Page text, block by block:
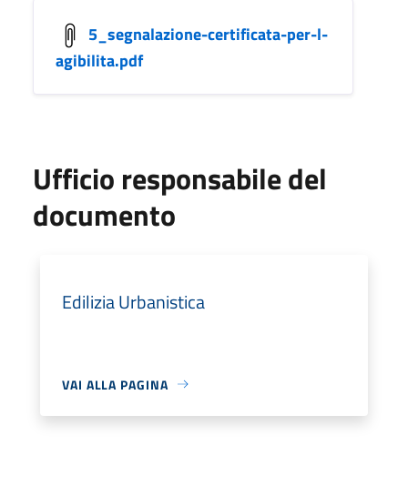
5_segnalazione-certificata-per-l-
agibilita.pdf
Ufficio responsabile del
documento
Edilizia Urbanistica
VAI ALLA PAGINA